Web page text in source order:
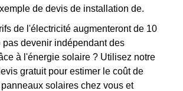
de devis de installation de.
de l'électricité augmenteront de 10
pas devenir indépendant des
à l'énergie solaire ? Utilisez notre
gratuit pour estimer le coût de
solaires chez vous et